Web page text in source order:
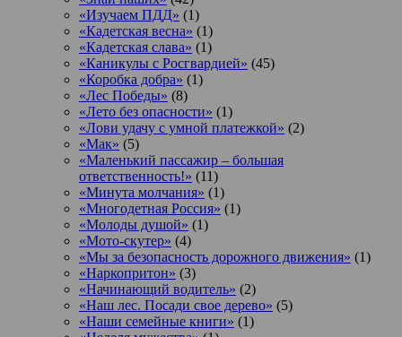
«Изучаем ПДД» (1)
«Кадетская весна» (1)
«Кадетская слава» (1)
«Каникулы с Росгвардией» (45)
«Коробка добра» (1)
«Лес Победы» (8)
«Лето без опасности» (1)
«Лови удачу с умной платежкой» (2)
«Мак» (5)
«Маленький пассажир – большая
ответственность!» (11)
«Минута молчания» (1)
«Многодетная Россия» (1)
«Молоды душой» (1)
«Мото-скутер» (4)
«Мы за безопасность дорожного движения» (1)
«Наркопритон» (3)
«Начинающий водитель» (2)
«Наш лес. Посади свое дерево» (5)
«Наши семейные книги» (1)